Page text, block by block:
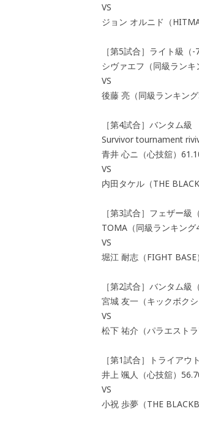
VS
ジョン オルニド（
［第5試合］ライト級（
シヴァエフ（同級ラン
VS
後藤 亮（同級ランキン
［第4試合］バンタム級
Survivor tournament
青井 心ニ（心技舘）
VS
内田タケル（THE
［第3試合］フェザー級
TOMA（同級ランキン
VS
堀江 耐志（FIGHT
［第2試合］バンタム級
宮城 友一（キックボク
VS
松下 祐介（パラエスト
［第1試合］トライア
井上 颯人（心技舘）
VS
小祝 歩夢（THE